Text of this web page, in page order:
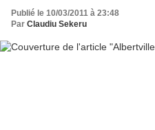
Publié le 10/03/2011 à 23:48
Par Claudiu Sekeru